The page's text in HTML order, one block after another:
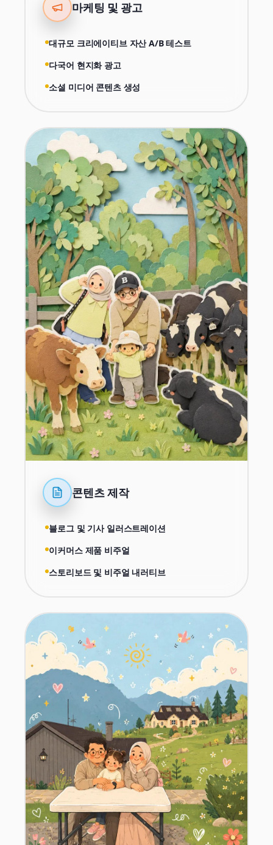
마케팅 및 광고
대규모 크리에이티브 자산 A/B 테스트
다국어 현지화 광고
소셜 미디어 콘텐츠 생성
콘텐츠 제작
블로그 및 기사 일러스트레이션
이커머스 제품 비주얼
스토리보드 및 비주얼 내러티브